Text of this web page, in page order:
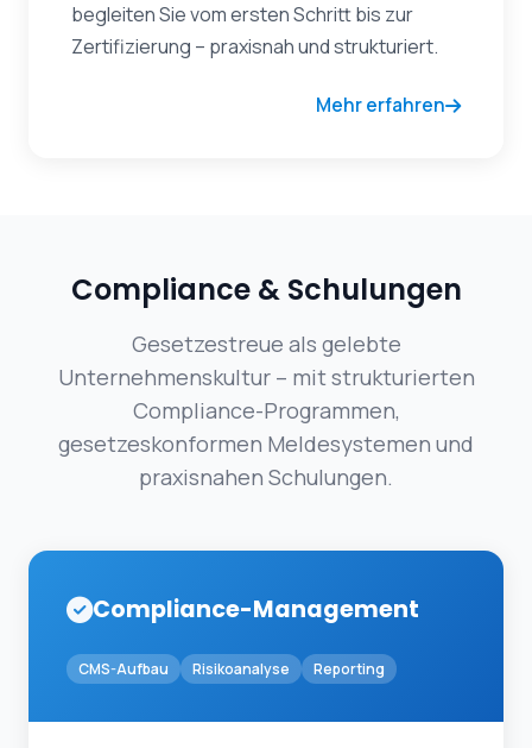
begleiten Sie vom ersten Schritt bis zur
Zertifizierung – praxisnah und strukturiert.
Mehr erfahren
Compliance & Schulungen
Gesetzestreue als gelebte
Unternehmenskultur – mit strukturierten
Compliance-Programmen,
gesetzeskonformen Meldesystemen und
praxisnahen Schulungen.
Compliance-Management
CMS-Aufbau Risikoanalyse Reporting